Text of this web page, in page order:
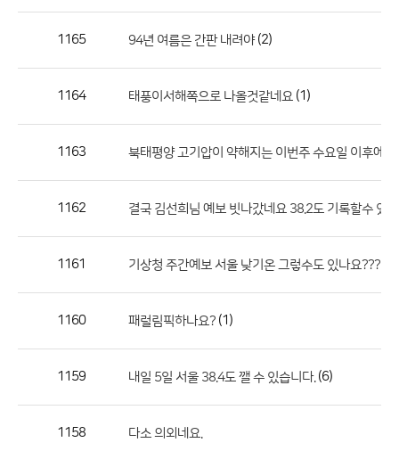
론
호,
록
1165 94년 여름은 간판 내려야(2)
1164 태풍이서해쪽으로 나올것같네요 (1)
1163 북태평양 고기압이 약해지는 이번주 수요일 이후에 비
1162 결국 김선희님 예보 빗나갔네요 38.2도 기록할수 있
1161 기상청 주간예보 서울 낮기온 그렇수도 있나요???
1160 패럴림픽하나요? (1)
1159 내일 5일 서울 38.4도 깰 수 있습니다. (6)
1158 다소 의외네요.